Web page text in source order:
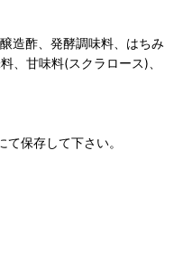
造酢、発酵調味料、はちみ
、甘味料(スクラロース)、
保存して下さい。